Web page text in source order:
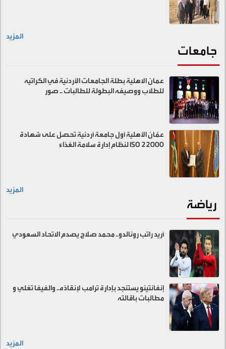
المزيد
جامعات
عمان الاهلية بطلة الجامعات الأردنية في الكراتيه
للطلاب ووصيفه البطولة للطالبات .. صور
عمّان الأهلية أول جامعة أردنية تحصل على شهادة
ISO 22000 لنظام إدارة سلامة الغذاء
المزيد
رياضة
أريد راتب رونالدو.. محمد صلاح يصدم الاتحاد السعودي
إنفانتينو يستنجد بإدارة ترامب لإنقاذه.. والفيفا تغلي و
مطالبات باقالته
المزيد